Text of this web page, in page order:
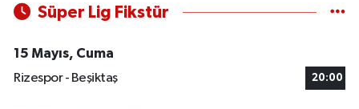
Süper Lig Fikstür
15 Mayıs, Cuma
Rizespor - Beşiktaş
20:00